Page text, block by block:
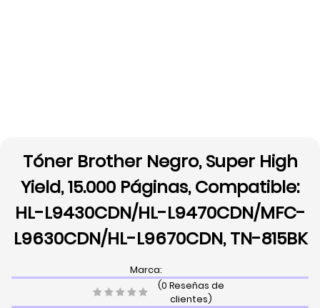
Tóner Brother Negro, Super High
Yield, 15.000 Páginas, Compatible:
HL-L9430CDN/HL-L9470CDN/MFC-
L9630CDN/HL-L9670CDN, TN-815BK
Marca:
(0 Reseñas de
clientes)